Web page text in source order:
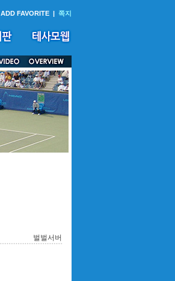
ADD FAVORITE | 쪽지
벌벌서버